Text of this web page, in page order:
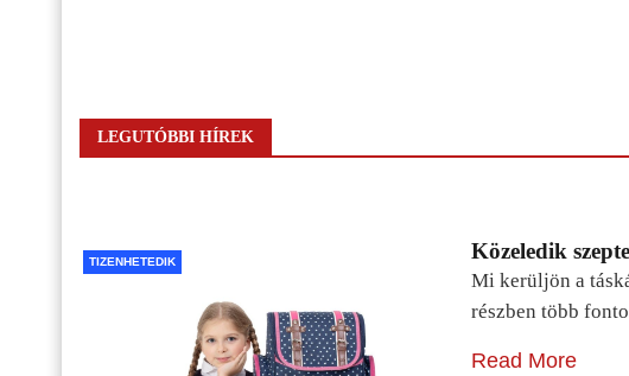
LEGUTÓBBI HÍREK
TIZENHETEDIK Közeledik
Mi kerüljön a
részben több
Read More